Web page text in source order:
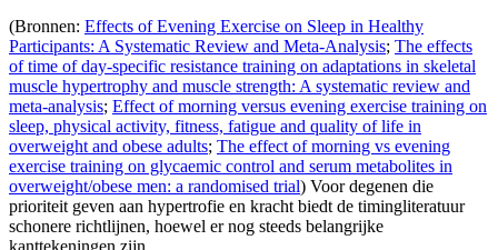
(Bronnen: Effects of Evening Exercise on Sleep in Healthy
Participants: A Systematic Review and Meta-Analysis; The effects
of time of day-specific resistance training on adaptations in skeletal
muscle hypertrophy and muscle strength: A systematic review and
meta-analysis; Effect of morning versus evening exercise training on
sleep, physical activity, fitness, fatigue and quality of life in
overweight and obese adults; The effect of morning vs evening
exercise training on glycaemic control and serum metabolites in
overweight/obese men: a randomised trial) Voor degenen die
prioriteit geven aan hypertrofie en kracht biedt de timingliteratuur
schonere richtlijnen, hoewel er nog steeds belangrijke